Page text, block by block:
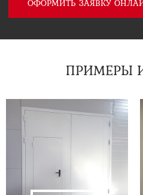
ОФОРМИТЬ ЗАЯВКУ
ПРИМЕРЫ